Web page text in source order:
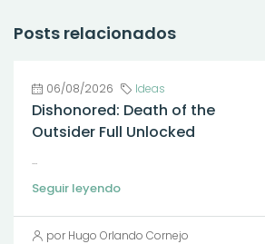
Posts relacionados
06/08/2026 Ideas
Dishonored: Death of the
Outsider Full Unlocked
...
Seguir leyendo
por Hugo Orlando Cornejo